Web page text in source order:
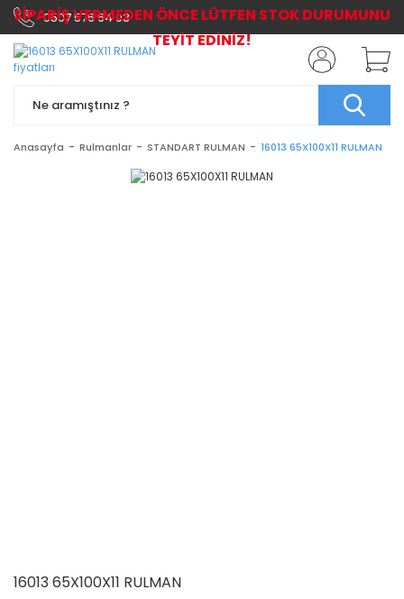
0507 576 64 03
Anasayfa Rulmanlar STANDART RULMAN 16013 65X100X11 RULMAN
16013 65X100X11 RULMAN
SİPARİŞ VERMEDEN ÖNCE LÜTFEN STOK DURUMUNU
TEYİT EDİNİZ!